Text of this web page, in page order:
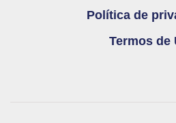
Política de
Termos de